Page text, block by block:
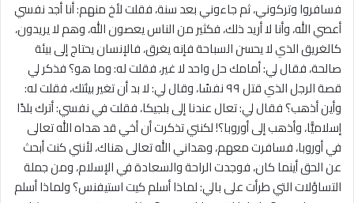
فسافروا وتركوني، ثم جاءوني بعد سنة، فقلت لأخ منهم: أنا أجد نفسي
أعصي الله، وأنا لا أريد ذلك، فكثير من الناس يعصون الله، وهم لا يريدون،
كالغريق الذي لا يحسن السباحة فإنه يغرق، فالإنسان يحتاج إلى بيئة
صالحة، فقال لي: أمامك حل واحد لا غير، فقلت له: وما هو؟ فذكر لي
قصة الرجل الذي قتل ٩٩ نفسًا، وقال لي: لا بد أن تغير بيئتك، فقلت له:
وأين أذهب؟ فقال لي: تعال عندنا إلى بلجيكا، فقلت في نفسي: أترك بلدًا
إسلاميًّا، وأذهب إلى أوروبا؟! لكنني تذكرت أن أخي قد هداه الله تعالى
في أوروبا، فسافرت معهم، وهداني الله تعالى هناك، لأنني كنت أبحث
عن الحق أينما كان، فوجدت الراحة والسعادة في الإسلام، ومن جملة
التساؤلات التي طرأت على بالي: لماذا أسلم كيت استيفنس؟ ولماذا أسلم